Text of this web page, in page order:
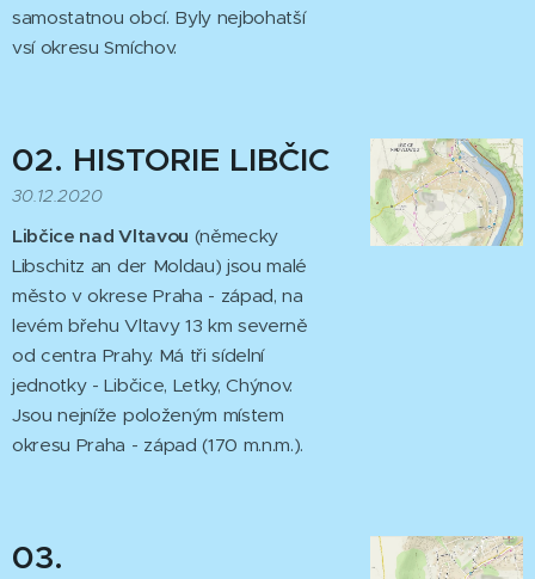
samostatnou obcí. Byly nejbohatší
vsí okresu Smíchov.
02. HISTORIE LIBČIC
30.12.2020
Libčice nad Vltavou (německy
Libschitz an der Moldau) jsou malé
město v okrese Praha - západ, na
levém břehu Vltavy 13 km severně
od centra Prahy. Má tři sídelní
jednotky - Libčice, Letky, Chýnov.
Jsou nejníže položeným místem
okresu Praha - západ (170 m.n.m.).
03.